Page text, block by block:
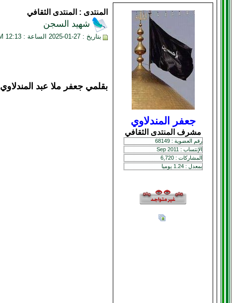
جعفر المندلاوي
مشرف المنتدى الثقافي
رقم العضوية : 68149
الإنتساب : Sep 2011
المشاركات : 6,720
بمعدل : 1.24 يوميا
المنتدى : المنتدى الثقافي
شهيد السجن
بتاريخ : 27-01-2025 الساعة : 12:13 PM
بقلمي جعفر ملا عبد المندلاوي